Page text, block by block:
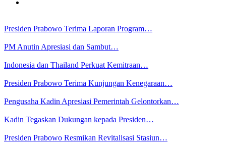
Presiden Prabowo Terima Laporan Program…
PM Anutin Apresiasi dan Sambut…
Indonesia dan Thailand Perkuat Kemitraan…
Presiden Prabowo Terima Kunjungan Kenegaraan…
Pengusaha Kadin Apresiasi Pemerintah Gelontorkan…
Kadin Tegaskan Dukungan kepada Presiden…
Presiden Prabowo Resmikan Revitalisasi Stasiun…